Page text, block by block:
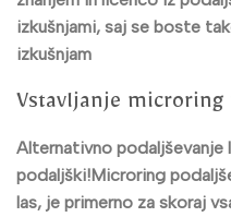
izkušnjami, saj se boste
izkušnjam
Vstavljanje microring
Alternativno podaljševanje
podaljški!Microring
las, je primerno za skoraj